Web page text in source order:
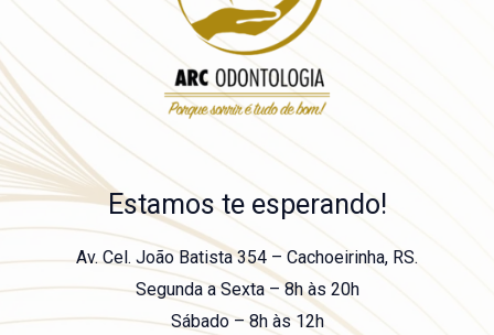
Estamos te esperando!
Av. Cel. João Batista 354 – Cachoeirinha, RS.
Segunda a Sexta – 8h às 20h
Sábado – 8h às 12h